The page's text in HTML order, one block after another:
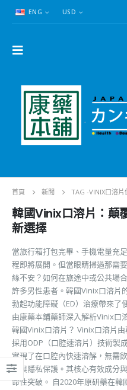
ENG USD
首頁 新聞 TAG -VINIX口溶片
韓國Vinix口溶片：顛
新選擇
當旅行箱打包完畢、手機電量充
程即將展開。但當眼睛掃過那需
絲不安？如何在旅途中或公共場
許多男性患者。韓國Vinix口溶片
勃起功能障礙（ED）治療帶來了
由康藥本鋪藥師深入解析Vinix口
韓國Vinix口溶片？ Vinix口溶片
採用ODP（口腔速溶片）技術製
實現了在口腔內快速溶解，無需
性與隱私保護。其核心有效成分
命性突破。 自2020年原研藥在